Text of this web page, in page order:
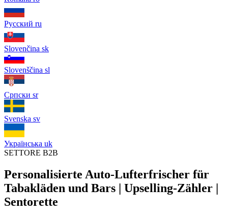
Русский ru
Slovenčina sk
Slovenščina sl
Српски sr
Svenska sv
Українська uk
SETTORE B2B
Personalisierte Auto-Lufterfrischer für
Tabakläden und Bars | Upselling-Zähler |
Sentorette